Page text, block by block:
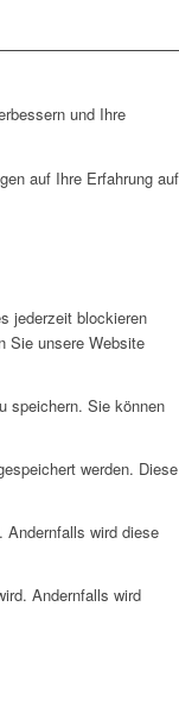
und Ihre
auf Ihre Erfahrung auf
jederzeit blockieren
Sie unsere Website
speichern. Sie können
werden. Diese
Andernfalls wird diese
Andernfalls wird